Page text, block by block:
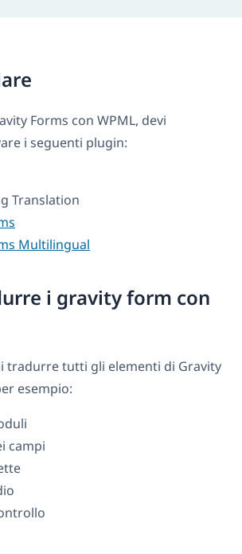
Forms con WPML, devi
i seguenti plugin:
Translation
Multilingual
i gravity form con
tradurre tutti gli elementi di Gravity
esempio:
campi